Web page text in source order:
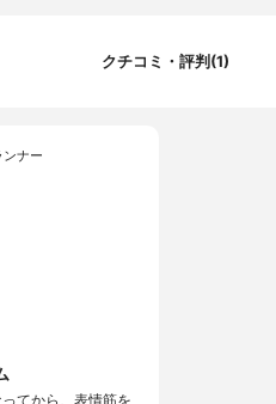
ワックス、ラウロイルグルタミン酸ジ
クチコミ・評判(1)
ナー
てから、表情筋を